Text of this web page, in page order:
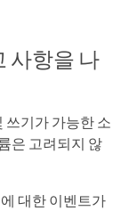
사항을 나
쓰기가 가능한 소
은 고려되지 않
대한 이벤트가